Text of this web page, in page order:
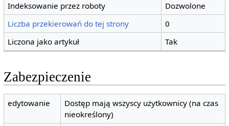
Indeksowanie przez roboty
Dozwolone
Liczba przekierowań do tej strony
0
Liczona jako artykuł
Tak
Zabezpieczenie
edytowanie
Dostęp mają wszyscy użytkownicy (na czas
nieokreślony)